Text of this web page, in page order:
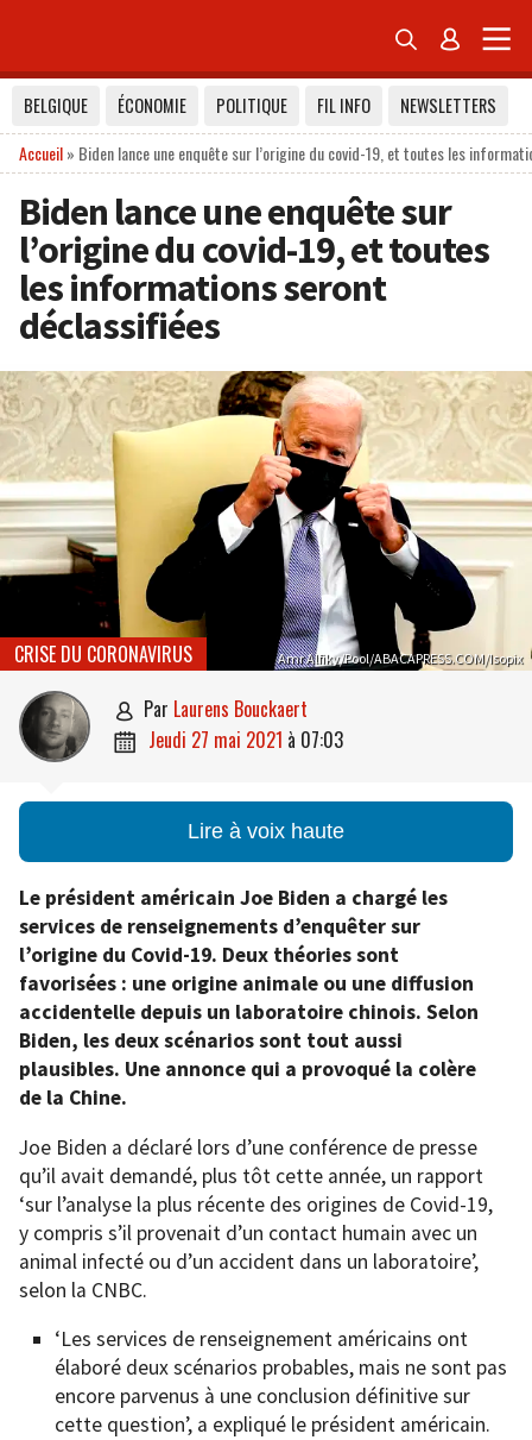
 
BELGIQUE ÉCONOMIE POLITIQUE FIL INFO
NEWSLETTERS
Accueil» Biden lance une enquête sur l’origine du covid-19, et toutes les
Biden lance une enquête sur
l’origine du covid-19, et toutes
les informations seront
déclassifiées
Amr Alfiky/Pool/ABACAPRESS.COM/Isopix
CRISE DU CORONAVIRUS
 par Laurens Bouckaert
 jeudi 27 mai 2021 à 07:03
Lire à voix haute
Le président américain Joe Biden a chargé les
services de renseignements d’enquêter sur
l’origine du Covid-19. Deux théories sont
favorisées : une origine animale ou une diffusion
accidentelle depuis un laboratoire chinois. Selon
Biden, les deux scénarios sont tout aussi
plausibles. Une annonce qui a provoqué la colère
de la Chine.
Joe Biden a déclaré lors d’une conférence de presse
qu’il avait demandé, plus tôt cette année, un rapport
‘sur l’analyse la plus récente des origines de Covid-19,
y compris s’il provenait d’un contact humain avec un
animal infecté ou d’un accident dans un laboratoire’,
selon la CNBC.
‘Les services de renseignement américains ont
élaboré deux scénarios probables, mais ne sont pas
encore parvenus à une conclusion définitive sur
cette question’, a expliqué le président américain.